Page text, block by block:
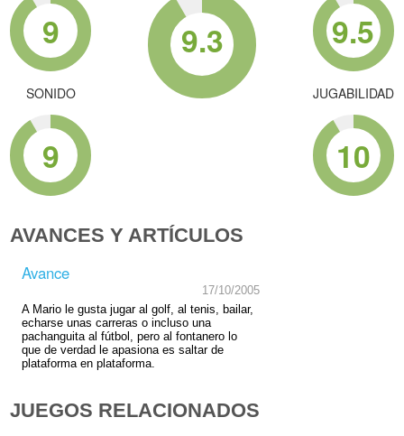
9
SONIDO
9
9.3 9.5
JUGABILIDAD
10
AVANCES Y ARTÍCULOS
Avance
17/10/2005
A Mario le gusta jugar al golf, al tenis, bailar,
echarse unas carreras o incluso una
pachanguita al fútbol, pero al fontanero lo
que de verdad le apasiona es saltar de
plataforma en plataforma.
JUEGOS RELACIONADOS